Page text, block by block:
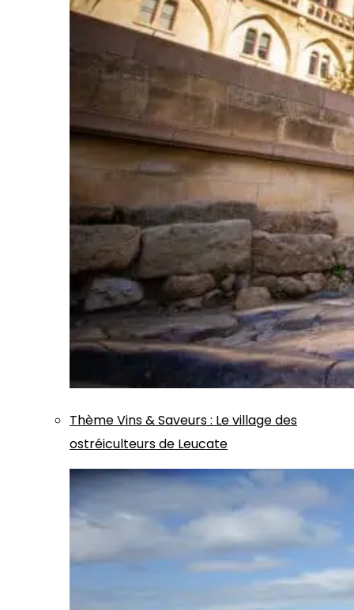
ThèmeVins & Saveurs: Le village des
ostréiculteurs de Leucate